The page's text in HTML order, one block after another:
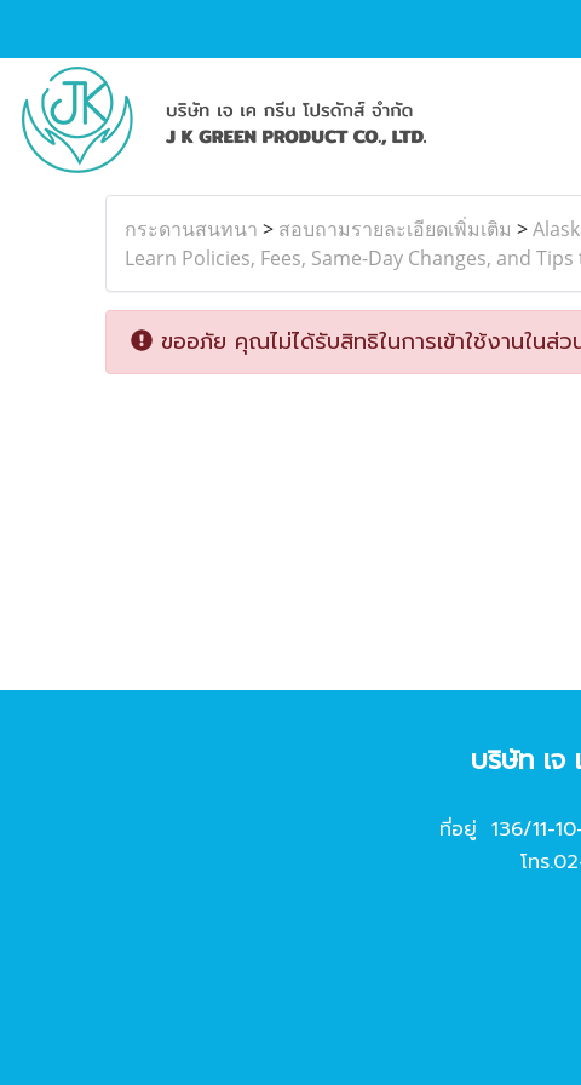
กระดานสนทนา > สอบถามรายละเอียดเพิ่มเติม >
Learn Policies, Fees, Same-Day Changes, and
ขออภัย คุณไม่ได้รับสิทธิในการเข้าใช้งานในส่ว
บริษัท เจ
ที่อยู่ 136/11-
โทร.